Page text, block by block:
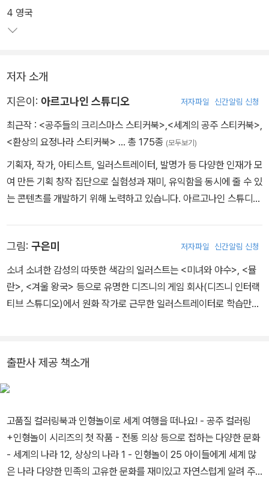
트의 스핑크스, 러시아의 마트료시카 등 대표적인 상징물이 곳곳에
실려 각 문화권을 간접경험 할 수 있다. '미녀와 야수', '뮬란', '겨울 왕
4 영국
저자 소개
지은이: 아르고나인 스튜디오 저자파일 신간알림 신청
최근작 : <공주들의 크리스마스 스티커북>,<세계의 공주 스티커북>,
<환상의 요정나라 스티커북> … 총 175종 (모두보기)
기획자, 작가, 아티스트, 일러스트레이터, 발명가 등 다양한 인재가 모
여 만든 기획 창작 집단으로 실험성과 재미, 유익함을 동시에 줄 수 있
는 콘텐츠를 개발하기 위해 노력하고 있습니다. 아르고나인 스튜디오
있습니다.
그림: 구은미 저자파일 신간알림 신청
소녀 소녀한 감성의 따뜻한 색감의 일러스트는 <미녀와 야수>, <뮬
란>, <겨울 왕국> 등으로 유명한 디즈니의 게임 회사(디즈니 인터랙
티브 스튜디오)에서 원화 작가로 근무한 일러스트레이터로 학습만화
출판사 제공 책소개
고품질 컬러링북과 인형놀이로 세계 여행을 떠나요! - 공주 컬러링
+인형놀이 시리즈의 첫 작품 - 전통 의상 등으로 접하는 다양한 문화
- 세계의 나라 12, 상상의 나라 1 - 인형놀이 25 아이들에게 세계 많
은 나라 다양한 민족의 고유한 문화를 재미있고 자연스럽게 알려 주